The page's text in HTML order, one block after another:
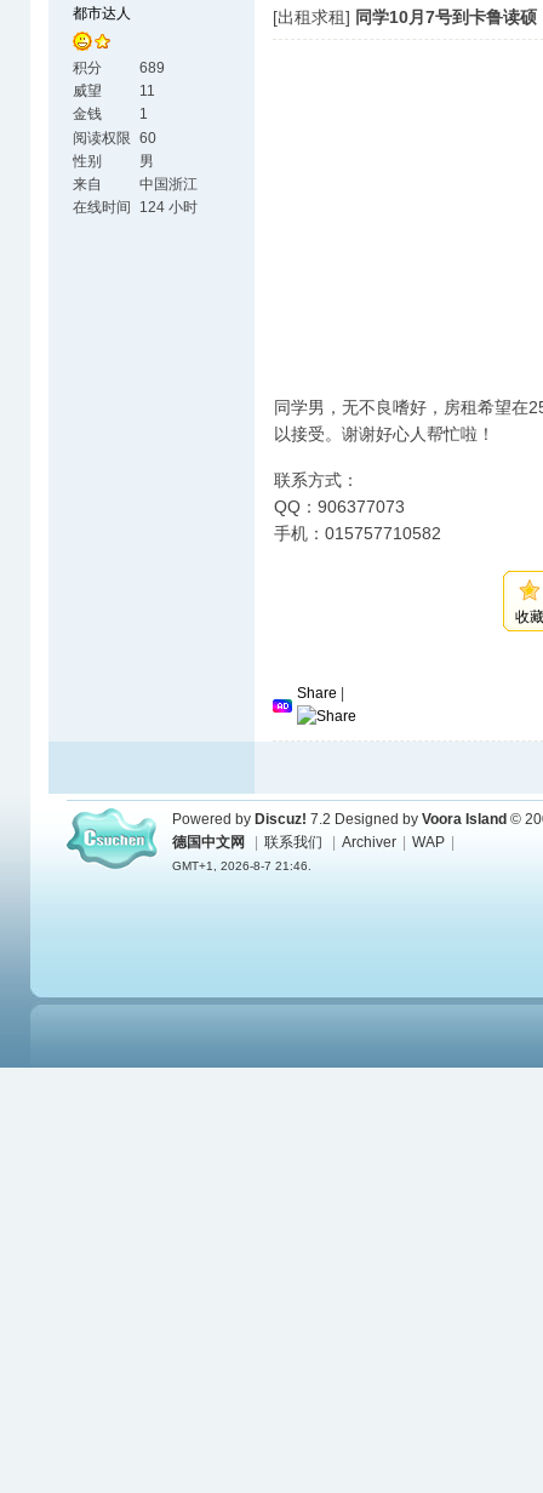
都市达人
积分
689
威望
11
金钱
1
阅读权限 60
性别
男
来自
中国浙江
在线时间
124 小时
[出租求租] 同学10月7号到卡鲁读
同学男，无不良嗜好，房租希望在
以接受。谢谢好心人帮忙啦！
联系方式：
QQ：906377073
手机：015757710582
收
Share
Powered by Discuz! 7.2 Designed by Voora Island ©
德国中文网
联系我们 Archiver WAP
GMT+1, 2026-8-7 21:46.